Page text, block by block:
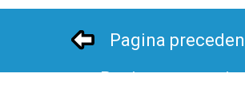
Pagina
Pagina